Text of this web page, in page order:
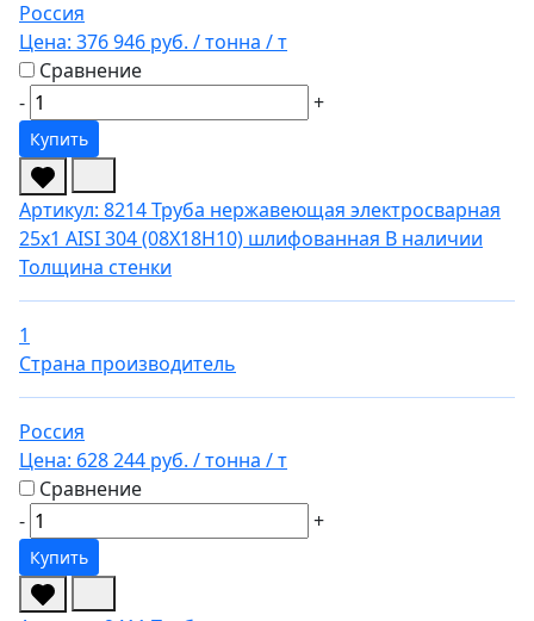
Россия
Цена: 376 946 руб. / тонна / т
Сравнение
-
+
Купить
Артикул: 8214Труба нержавеющая электросварная
25х1 AISI 304 (08Х18Н10) шлифованная В наличии
Толщина стенки
1
Страна производитель
Россия
Цена: 628 244 руб. / тонна / т
Сравнение
-
+
Купить